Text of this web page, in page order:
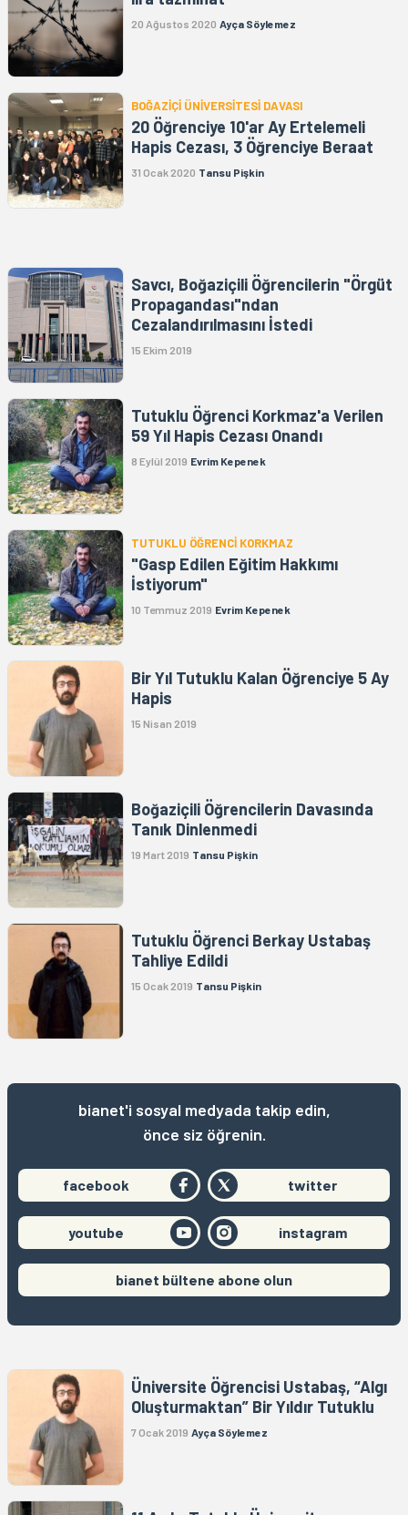
20 Ağustos 2020 Ayça Söylemez
BOĞAZİÇİ ÜNİVERSİTESİ DAVASI
20 Öğrenciye 10'ar Ay Ertelemeli
Hapis Cezası, 3 Öğrenciye Beraat
31 Ocak 2020 Tansu Pişkin
Savcı, Boğaziçili Öğrencilerin "Örgüt
Propagandası"ndan
Cezalandırılmasını İstedi
15 Ekim 2019
Tutuklu Öğrenci Korkmaz'a Verilen
59 Yıl Hapis Cezası Onandı
8 Eylül 2019 Evrim Kepenek
TUTUKLU ÖĞRENCİ KORKMAZ
"Gasp Edilen Eğitim Hakkımı
İstiyorum"
10 Temmuz 2019 Evrim Kepenek
Bir Yıl Tutuklu Kalan Öğrenciye 5 Ay
Hapis
15 Nisan 2019
Boğaziçili Öğrencilerin Davasında
Tanık Dinlenmedi
19 Mart 2019 Tansu Pişkin
Tutuklu Öğrenci Berkay Ustabaş
Tahliye Edildi
15 Ocak 2019 Tansu Pişkin
bianet'i sosyal medyada takip edin,
önce siz öğrenin.
facebook twitter
youtube instagram
bianet bültene abone olun
Üniversite Öğrencisi Ustabaş, “Algı
Oluşturmaktan” Bir Yıldır Tutuklu
7 Ocak 2019 Ayça Söylemez